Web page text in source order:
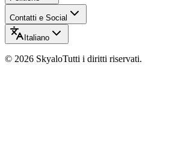
Contatti e Social
Italiano
© 2026 SkyaloTutti i diritti riservati.